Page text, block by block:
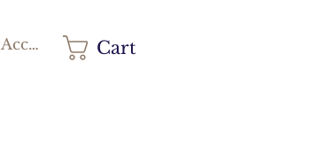
Accedi Cart